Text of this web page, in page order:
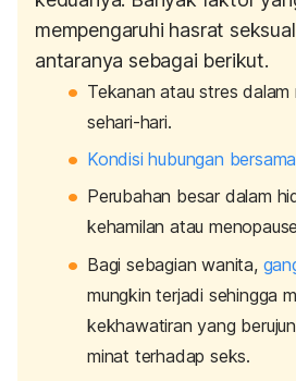
mempengaruhi hasrat
antaranya sebagai berikut.
Tekanan atau stres dalam
sehari-hari.
Kondisi hubungan
Perubahan besar dalam
kehamilan atau
Bagi sebagian wanita,
mungkin terjadi sehingga
kekhawatiran yang
minat terhadap seks.